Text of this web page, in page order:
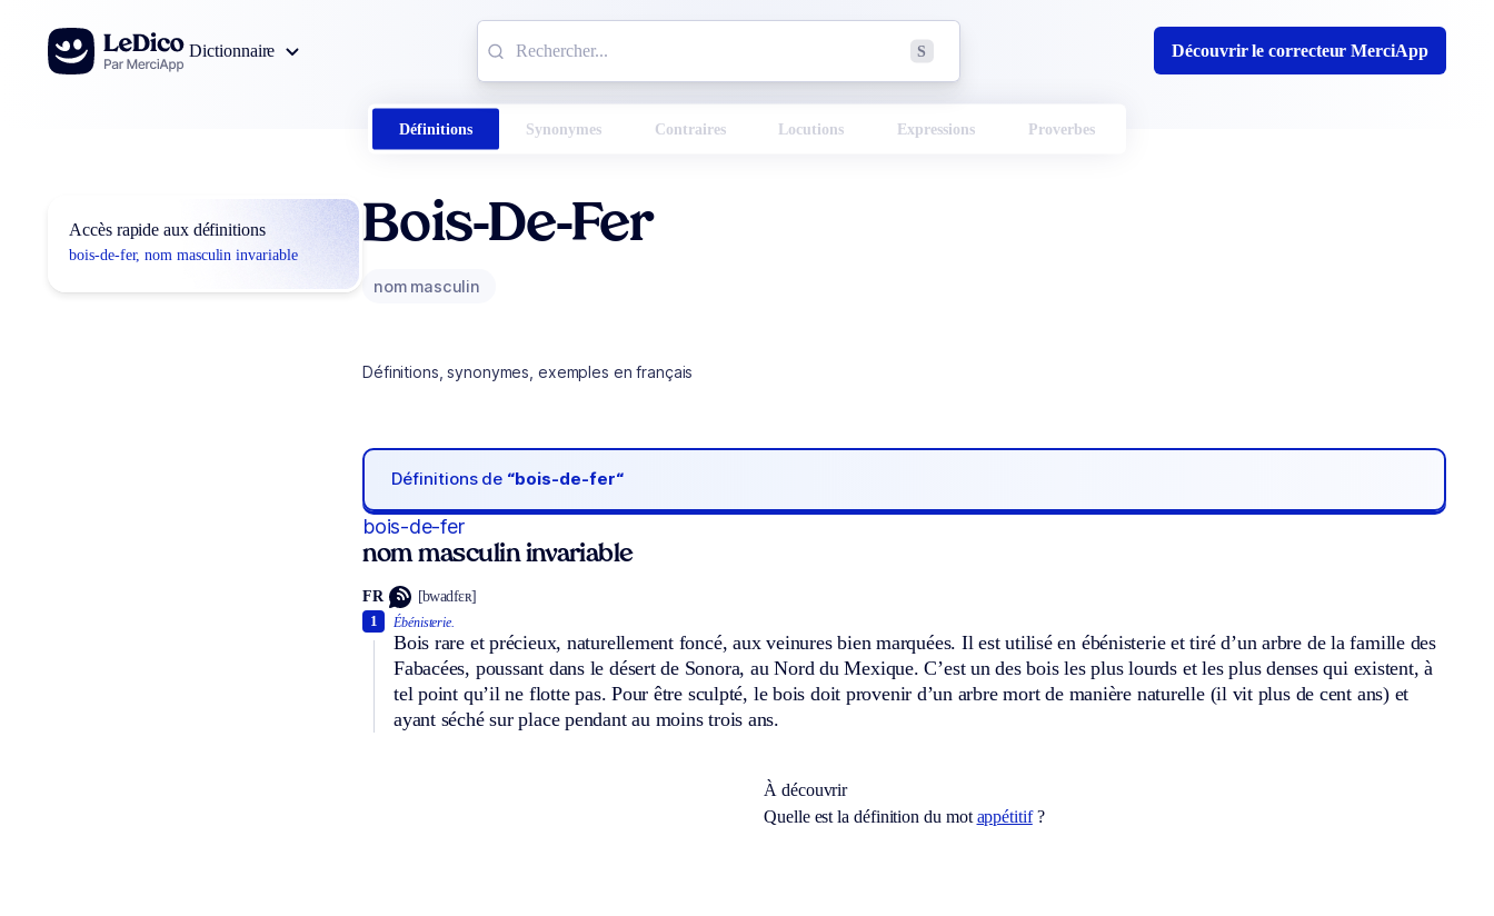
Aller au contenu
Dictionnaire
S Découvrir le correcteur MerciApp
Définitions Synonymes Contraires Locutions Expressions Proverbes
Accès rapide aux définitions
bois-de-fer, nom masculin invariable
Bois-De-Fer
nom masculin
Définitions, synonymes, exemples en français
Définitions de “bois-de-fer“
bois-de-fer
nom masculin invariable
FR [bwadfɛʀ]
Ébénisterie.
Bois rare et précieux, naturellement foncé, aux veinures bien marquées. Il est utilisé en ébénisterie et tiré d’un arbre de la famille des
Fabacées, poussant dans le désert de Sonora, au Nord du Mexique. C’est un des bois les plus lourds et les plus denses qui existent, à
tel point qu’il ne flotte pas. Pour être sculpté, le bois doit provenir d’un arbre mort de manière naturelle (il vit plus de cent ans) et
ayant séché sur place pendant au moins trois ans.
1
À découvrir
Quelle est la définition du mot appétitif?